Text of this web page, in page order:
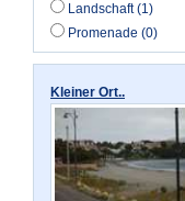
Landschaft (1)
Promenade (0)
Kleiner Ort..